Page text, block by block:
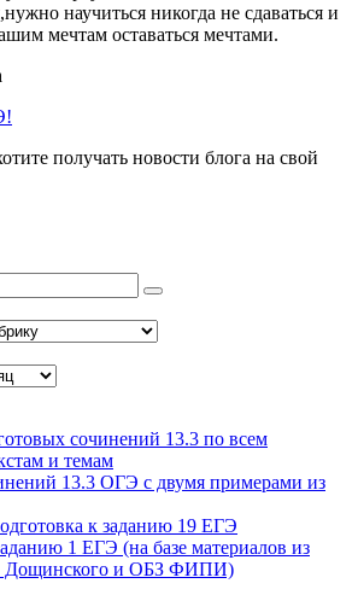
научиться никогда не сдаваться и
мечтам оставаться мечтами.
получать новости блога на свой
сочинений 13.3 по всем
и темам
13.3 ОГЭ с двумя примерами из
к заданию 19 ЕГЭ
1 ЕГЭ (на базе материалов из
Дощинского и ОБЗ ФИПИ)